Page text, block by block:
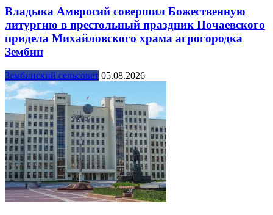
Владыка Амвросий совершил Божественную
литургию в престольный праздник Почаевского
придела Михайловского храма агрогородка
Зембин
Зембинский сельсовет 05.08.2026